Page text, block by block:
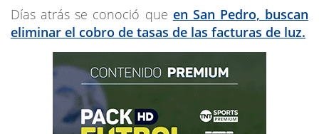
Días atrás se conoció que en San Pedro, buscan
eliminar el cobro de tasas de las facturas de luz.